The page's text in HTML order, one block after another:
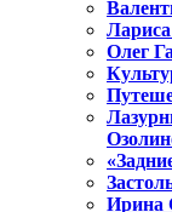
Олег
Ирина